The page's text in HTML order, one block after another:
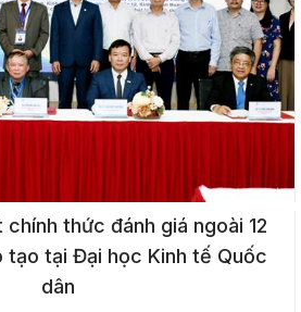
thức đánh giá ngoài 12
tạo tại Đại học Kinh tế Quốc
dân